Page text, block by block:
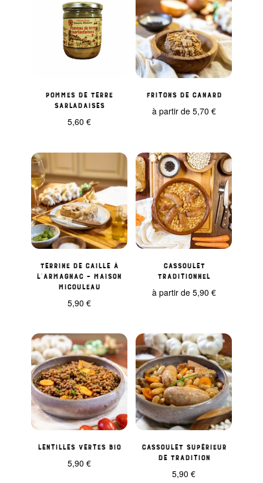
Pommes de terre
Sarladaises
5,60 €
Fritons de Canard
à partir de 5,70 €
Terrine de caille à
l’Armagnac – Maison
Micouleau
5,90 €
Cassoulet
Traditionnel
à partir de 5,90 €
Lentilles Vertes BIO
5,90 €
Cassoulet supérieur
de tradition
5,90€